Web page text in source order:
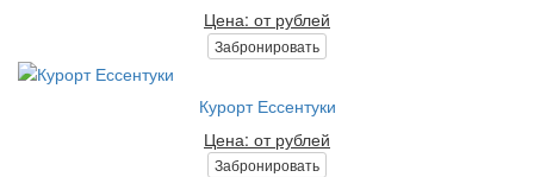
Цена: от рублей
Забронировать
Курорт Ессентуки
Цена: от рублей
Забронировать